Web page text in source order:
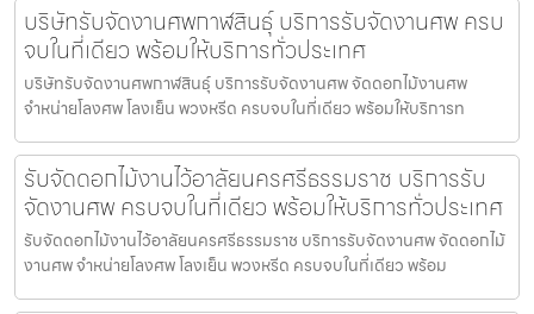
บริษัทรับจัดงานศพกาฬสินธุ์ บริการรับจัดงานศพ ครบ
จบในที่เดียว พร้อมให้บริการทั่วประเทศ
บริษัทรับจัดงานศพกาฬสินธุ์ บริการรับจัดงานศพ จัดดอกไม้งานศพ
จำหน่ายโลงศพ โลงเย็น พวงหรีด ครบจบในที่เดียว พร้อมให้บริการท
รับจัดดอกไม้งานไว้อาลัยนครศรีธรรมราช บริการรับ
จัดงานศพ ครบจบในที่เดียว พร้อมให้บริการทั่วประเทศ
รับจัดดอกไม้งานไว้อาลัยนครศรีธรรมราช บริการรับจัดงานศพ จัดดอกไม้
งานศพ จำหน่ายโลงศพ โลงเย็น พวงหรีด ครบจบในที่เดียว พร้อม